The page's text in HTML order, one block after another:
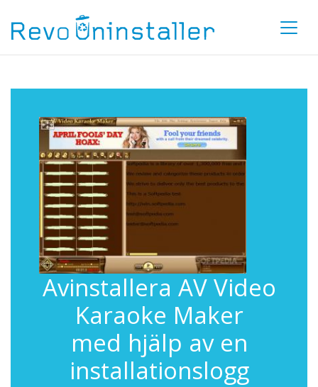
Avinstallera AV Video
Karaoke Maker
med hjälp av en
installationslogg